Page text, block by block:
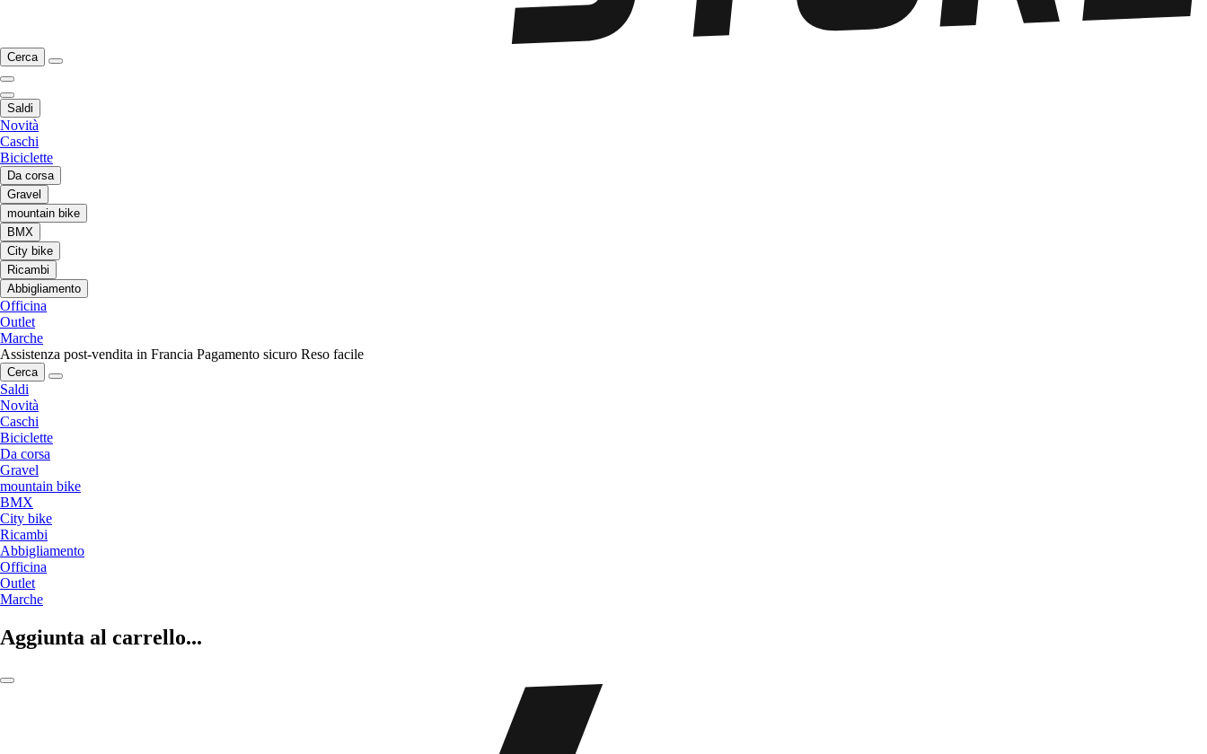
Cerca
Saldi
Novità
Caschi
Biciclette
Da corsa
Gravel
mountain bike
BMX
City bike
Ricambi
Abbigliamento
Officina
Outlet
Marche
Assistenza post-vendita in Francia Pagamento sicuro Reso facile
Cerca
Saldi
Novità
Caschi
Biciclette
Da corsa
Gravel
mountain bike
BMX
City bike
Ricambi
Abbigliamento
Officina
Outlet
Marche
Aggiunta al carrello...